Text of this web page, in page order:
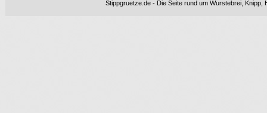
Stippgruetze.de - Die Seite rund um Wurstebrei,